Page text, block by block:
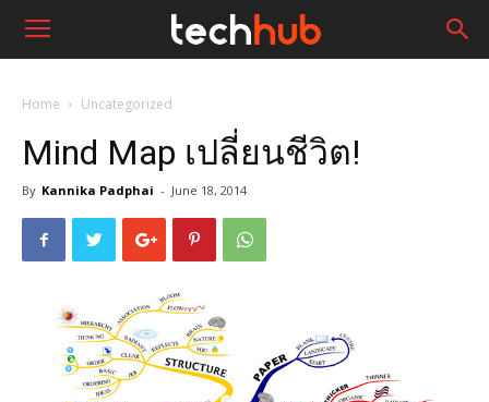
Home Uncategorized
Mind Map เปลี่ยนชีวิต!
By Kannika Padphai - June 18, 2014